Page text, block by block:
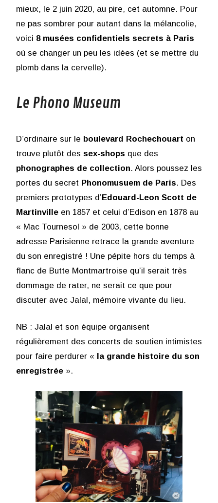
mieux, le 2 juin 2020, au pire, cet automne. Pour
ne pas sombrer pour autant dans la mélancolie,
voici 8 musées confidentiels secrets à Paris
où se changer un peu les idées (et se mettre du
plomb dans la cervelle).
Le Phono Museum
D’ordinaire sur le boulevard Rochechouart on
trouve plutôt des sex-shops que des
phonographes de collection. Alors poussez les
portes du secret Phonomusuem de Paris. Des
premiers prototypes d’Edouard-Leon Scott de
Martinville en 1857 et celui d’Edison en 1878 au
« Mac Tournesol » de 2003, cette bonne
adresse Parisienne retrace la grande aventure
du son enregistré ! Une pépite hors du temps à
flanc de Butte Montmartroise qu’il serait très
dommage de rater, ne serait ce que pour
discuter avec Jalal, mémoire vivante du lieu.
NB : Jalal et son équipe organisent
régulièrement des concerts de soutien intimistes
pour faire perdurer «
la grande histoire du son
enregistrée».